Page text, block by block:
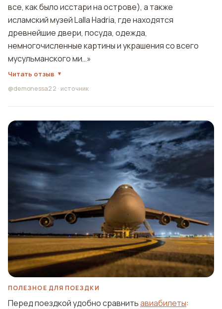
все, как было исстари на острове), а также
исламский музей Lalla Hadria, где находятся
древнейшие двери, посуда, одежда,
немногочисленные картины и украшения со всего
мусульманского ми…»
Читать отзыв
@demonessa22 · источник
ПОЛЕЗНОЕ ДЛЯ ПОЕЗДКИ
Перед поездкой удобно сравнитьавиабилеты: